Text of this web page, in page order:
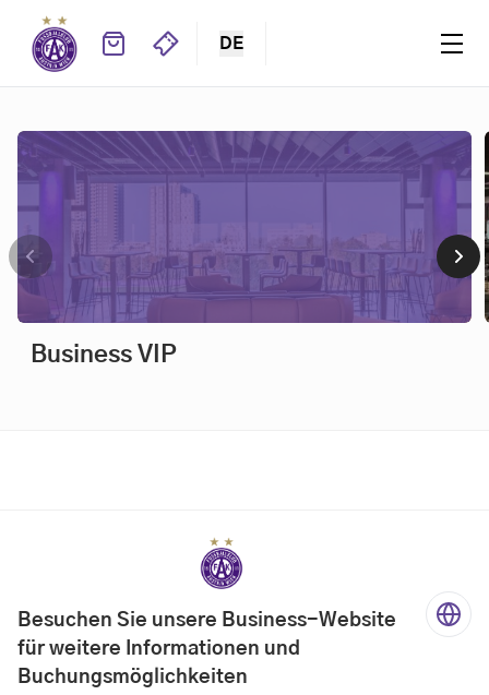
DE
Business VIP
Business VIP
Besuchen Sie unsere Business-Website
für weitere Informationen und
Buchungsmöglichkeiten